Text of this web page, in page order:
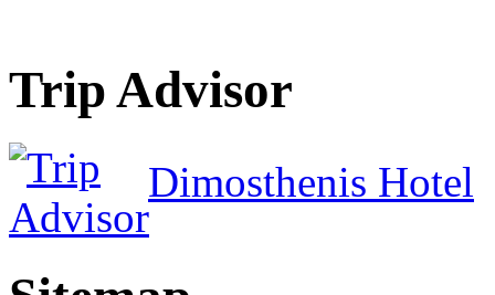
Trip Advisor
Dimosthenis Hotel